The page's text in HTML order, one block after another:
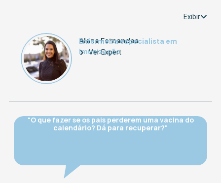
Exibir
Alana Fernandes
Enfermeira especialista em
Imunização
Ver Expert
"O que fazer se os pais perderem uma vacina do
calendário? Dá para recuperar?"